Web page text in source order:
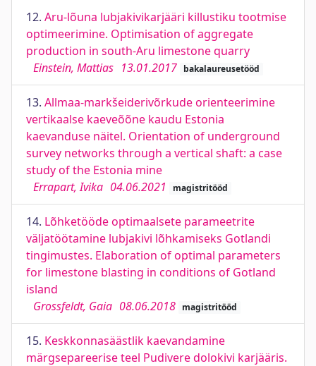
12. Aru-lõuna lubjakivikarjääri killustiku tootmise
optimeerimine. Optimisation of aggregate
production in south-Aru limestone quarry
Einstein, Mattias 13.01.2017 bakalaureusetööd
13. Allmaa-markšeiderivõrkude orienteerimine
vertikaalse kaeveõõne kaudu Estonia
kaevanduse näitel. Orientation of underground
survey networks through a vertical shaft: a case
study of the Estonia mine
Errapart, Ivika 04.06.2021 magistritööd
14. Lõhketööde optimaalsete parameetrite
väljatöötamine lubjakivi lõhkamiseks Gotlandi
tingimustes. Elaboration of optimal parameters
for limestone blasting in conditions of Gotland
island
Grossfeldt, Gaia 08.06.2018 magistritööd
15. Keskkonnasäästlik kaevandamine
märgsepareerise teel Pudivere dolokivi karjääris.